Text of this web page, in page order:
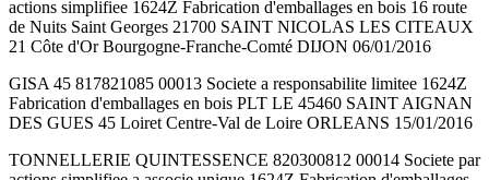
actions simplifiee 1624Z Fabrication d'emballages en bois 16 route
de Nuits Saint Georges 21700 SAINT NICOLAS LES CITEAUX
21 Côte d'Or Bourgogne-Franche-Comté DIJON 06/01/2016
GISA 45 817821085 00013 Societe a responsabilite limitee 1624Z
Fabrication d'emballages en bois PLT LE 45460 SAINT AIGNAN
DES GUES 45 Loiret Centre-Val de Loire ORLEANS 15/01/2016
TONNELLERIE QUINTESSENCE 820300812 00014 Societe par